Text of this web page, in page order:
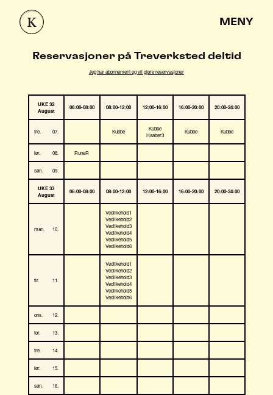
MENY
Reservasjoner på Treverksted deltid
Jeg har abonnement og vil gjøre reservasjoner
UKE 32
August
06:00-08:00 08:00-12:00 12:00-16:00 16:00-20:00 20:00-24:00
fre. 07. Kubbe
Kubbe
Haaber3
Kubbe Kubbe
lør. 08. RuneR
søn. 09.
UKE 33
August
06:00-08:00 08:00-12:00 12:00-16:00 16:00-20:00 20:00-24:00
man. 10.
Vedlikehold1
Vedlikehold2
Vedlikehold3
Vedlikehold4
Vedlikehold5
Vedlikehold6
tir. 11.
Vedlikehold1
Vedlikehold2
Vedlikehold3
Vedlikehold4
Vedlikehold5
Vedlikehold6
ons. 12.
tor. 13.
fre. 14.
lør. 15.
søn. 16.